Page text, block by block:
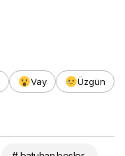
Vay
Üzgün